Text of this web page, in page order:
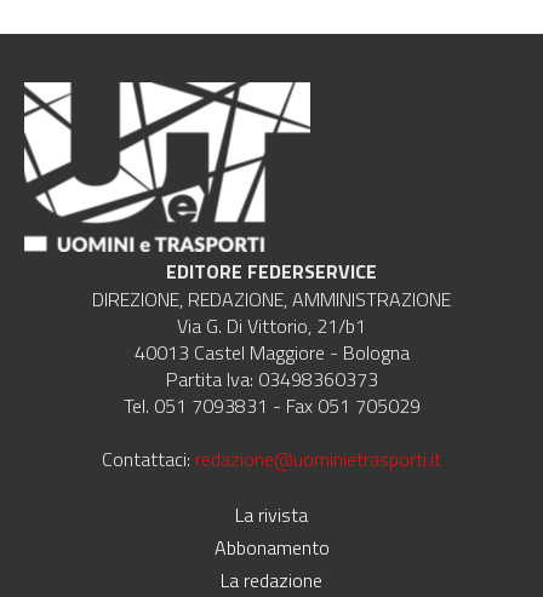
EDITORE FEDERSERVICE
DIREZIONE, REDAZIONE, AMMINISTRAZIONE
Via G. Di Vittorio, 21/b1
40013 Castel Maggiore - Bologna
Partita Iva: 03498360373
Tel. 051 7093831 - Fax 051 705029
Contattaci: redazione@uominietrasporti.it
La rivista
Abbonamento
La redazione